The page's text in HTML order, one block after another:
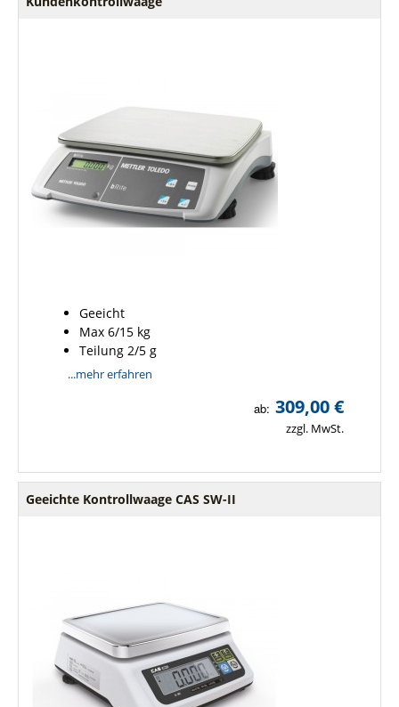
Geeicht
Max 6/15 kg
Teilung 2/5 g
...mehr erfahren
ab: 309,00 €
zzgl. MwSt.
Geeichte Kontrollwaage CAS SW-II